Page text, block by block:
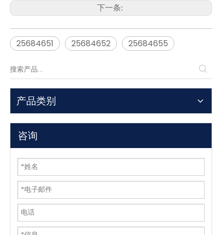
下一条:
25684651 25684652 25684655
产品类别
咨询